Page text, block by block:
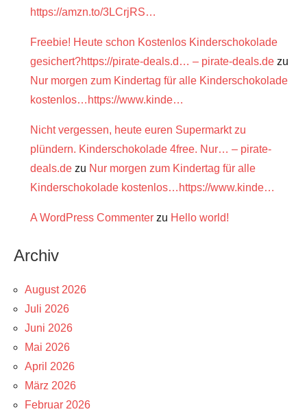
https://amzn.to/3LCrjRS…
Freebie! Heute schon Kostenlos Kinderschokolade
gesichert?https://pirate-deals.d… – pirate-deals.de zu
Nur morgen zum Kindertag für alle Kinderschokolade
kostenlos…https://www.kinde…
Nicht vergessen, heute euren Supermarkt zu
plündern. Kinderschokolade 4free. Nur… – pirate-
deals.de zu Nur morgen zum Kindertag für alle
Kinderschokolade kostenlos…https://www.kinde…
A WordPress Commenter zu Hello world!
Archiv
August 2026
Juli 2026
Juni 2026
Mai 2026
April 2026
März 2026
Februar 2026